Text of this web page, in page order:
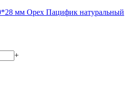
мм Орех Пацифик натуральный
+